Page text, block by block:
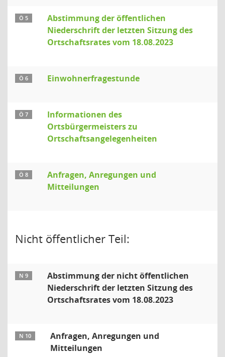
Ö 5
Abstimmung der öffentlichen
Niederschrift der letzten Sitzung des
Ortschaftsrates vom 18.08.2023
Ö 6 Einwohnerfragestunde
Ö 7
Informationen des
Ortsbürgermeisters zu
Ortschaftsangelegenheiten
Ö 8
Anfragen, Anregungen und
Mitteilungen
Nicht öffentlicher Teil:
N 9
Abstimmung der nicht öffentlichen
Niederschrift der letzten Sitzung des
Ortschaftsrates vom 18.08.2023
N 10
Anfragen, Anregungen und
Mitteilungen